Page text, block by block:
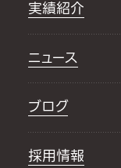
実績紹介
ニュース
ブログ
採用情報